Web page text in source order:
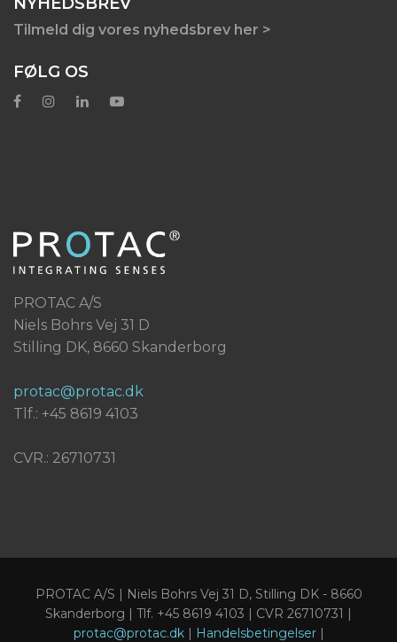
Tilmeld dig vores nyhedsbrev her >
FØLG OS
PROTAC A/S
Niels Bohrs Vej 31 D
Stilling DK, 8660 Skanderborg
protac@protac.dk
Tlf.: +45 8619 4103
CVR.: 26710731
PROTAC A/S | Niels Bohrs Vej 31 D, Stilling DK - 8660
Skanderborg | Tlf. +45 8619 4103 | CVR 26710731 |
protac@protac.dk| Handelsbetingelser|